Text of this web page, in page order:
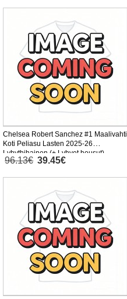
Chelsea Robert Sanchez #1 Maalivahti
Koti Peliasu Lasten 2025-26
Lyhythihainen (+ Lyhyet housut)
96.13€ 39.45€